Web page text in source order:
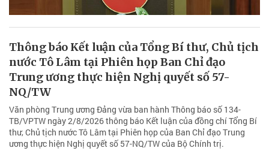
Thông báo Kết luận của Tổng Bí thư, Chủ tịch
nước Tô Lâm tại Phiên họp Ban Chỉ đạo
Trung ương thực hiện Nghị quyết số 57-
NQ/TW
Văn phòng Trung ương Đảng vừa ban hành Thông báo số 134-
TB/VPTW ngày 2/8/2026 thông báo Kết luận của đồng chí Tổng Bí
thư, Chủ tịch nước Tô Lâm tại Phiên họp của Ban Chỉ đạo Trung
ương thực hiện Nghị quyết số 57-NQ/TW của Bộ Chính trị.